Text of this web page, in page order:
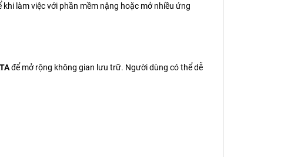
làm việc với phần mềm nặng hoặc mở nhiều ứng
để mở rộng không gian lưu trữ. Người dùng có thể dễ